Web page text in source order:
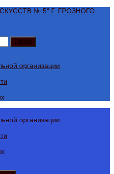
организации
организации